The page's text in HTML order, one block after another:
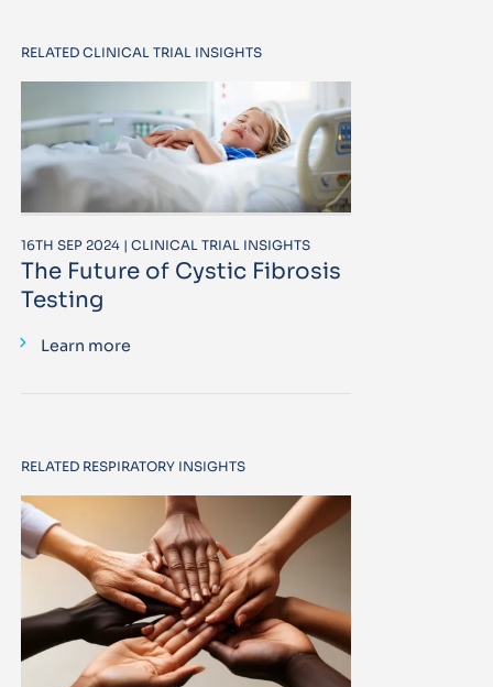
RELATED CLINICAL TRIAL INSIGHTS
16TH SEP 2024 | CLINICAL TRIAL INSIGHTS
The Future of Cystic Fibrosis
Testing
Learn more
RELATED RESPIRATORY INSIGHTS